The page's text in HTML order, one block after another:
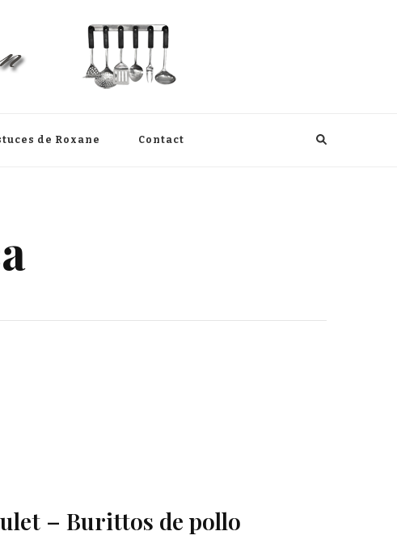
de Roxane Contact
– Burittos de pollo